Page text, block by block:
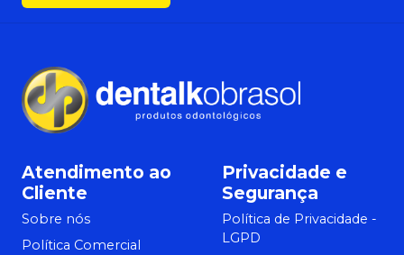
Atendimento ao
Cliente
Sobre nós
Política Comercial
Privacidade e
Segurança
Política de Privacidade -
LGPD